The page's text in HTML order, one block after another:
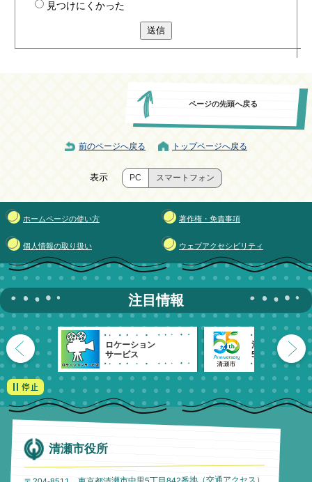
見つけにくかった
送信
ページの先頭へ戻る
前のページへ戻る トップページへ戻る
表示 PC スマートフォン
ホームページの使い方 著作権・免責事項
個人情報の取り扱い ウェブアクセシビリティ
注目情報
ロケーション
サービス
清瀬市
55周年記念
清瀬市役所
交通アクセス ）